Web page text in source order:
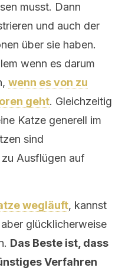
musst. Dann
und auch der
über sie haben.
wenn es darum
wenn es von zu
geht. Gleichzeitig
Katze generell im
sind
Ausflügen auf
wegläuft, kannst
glücklicherweise
Das Beste ist, dass
Verfahren